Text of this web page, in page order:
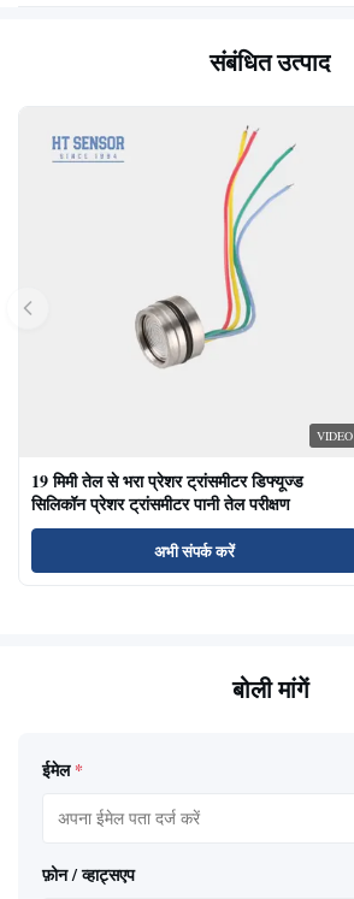
संबंधित उत्पाद
VIDEO
19 मिमी तेल से भरा प्रेशर ट्रांसमीटर डिफ्यूज्ड
सिलिकॉन प्रेशर ट्रांसमीटर पानी तेल परीक्षण
अभी संपर्क करें
बोली मांगें
ईमेल *
फ़ोन / व्हाट्सएप